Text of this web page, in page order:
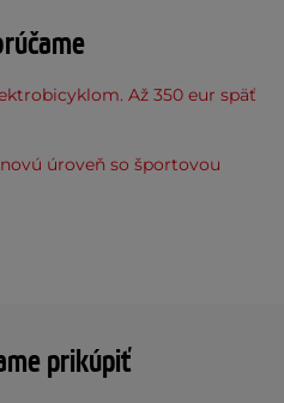
prikúpiť
Až 350 eur späť
úroveň so športovou